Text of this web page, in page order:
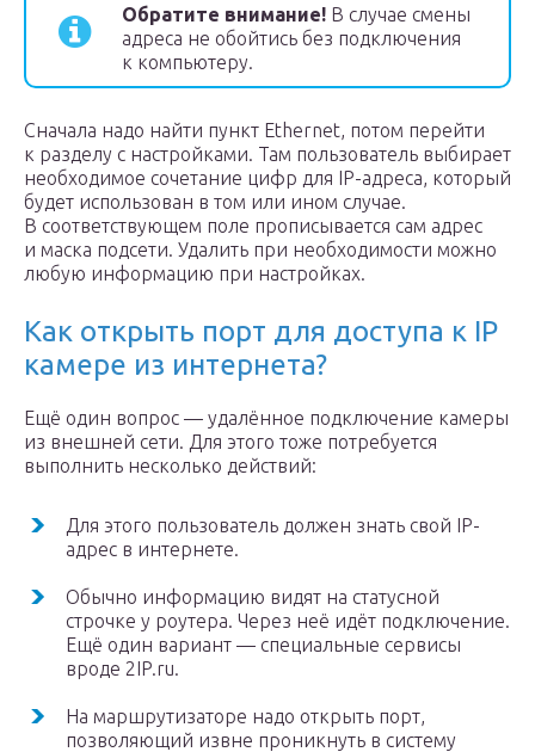
Обратите внимание! В случае смены
адреса не обойтись без подключения
к компьютеру.
Сначала надо найти пункт Ethernet, потом перейти
к разделу с настройками. Там пользователь выбирает
необходимое сочетание цифр для IP-адреса, который
будет использован в том или ином случае.
В соответствующем поле прописывается сам адрес
и маска подсети. Удалить при необходимости можно
любую информацию при настройках.
Как открыть порт для доступа к IP
камере из интернета?
Ещё один вопрос — удалённое подключение камеры
из внешней сети. Для этого тоже потребуется
выполнить несколько действий:
Для этого пользователь должен знать свой IP-
адрес в интернете.
Обычно информацию видят на статусной
строчке у роутера. Через неё идёт подключение.
Ещё один вариант — специальные сервисы
вроде 2IP.ru.
На маршрутизаторе надо открыть порт,
позволяющий извне проникнуть в систему